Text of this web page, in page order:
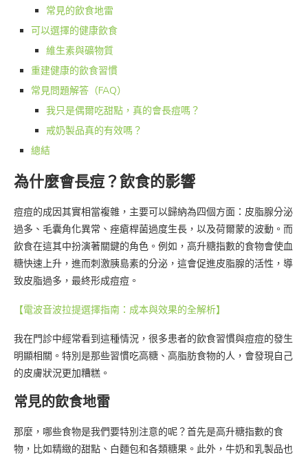
常見的飲食地雷
可以選擇的健康飲食
維生素與礦物質
重建健康的飲食習慣
常見問題解答（FAQ）
我只是偶爾吃甜點，真的會長痘嗎？
戒奶製品真的有效嗎？
總結
為什麼會長痘？飲食的影響
痘痘的成因其實相當複雜，主要可以歸納為四個方面：皮脂腺分泌
過多、毛囊角化異常、痤瘡桿菌過度生長，以及荷爾蒙的波動。而
飲食在這其中扮演著關鍵的角色。例如，高升糖指數的食物會使血
糖快速上升，進而刺激胰島素的分泌，這會促進皮脂腺的活性，導
致皮脂過多，最終形成痘痘。
【電波音波拉提選擇指南：成本與效果的全解析】
我在門診中經常看到這種情況，很多患者的飲食習慣與痘痘的發生
明顯相關。特別是那些習慣吃高糖、高脂肪食物的人，會發現自己
的皮膚狀況更加糟糕。
常見的飲食地雷
那麼，哪些食物是我們要特別注意的呢？首先是高升糖指數的食
物，比如精緻的甜點、白麵包和各類糖果。此外，牛奶和乳製品也